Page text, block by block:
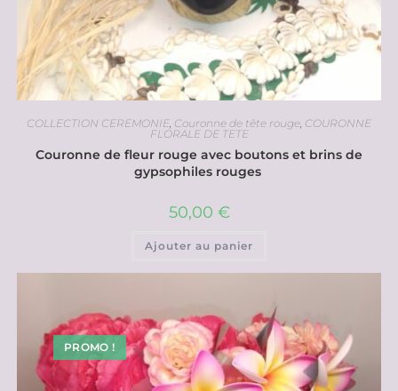
COLLECTION CEREMONIE, Couronne de tête rouge, COURONNE
FLORALE DE TETE
Couronne de fleur rouge avec boutons et brins de
gypsophiles rouges
50,00 €
Ajouter au panier
PROMO !